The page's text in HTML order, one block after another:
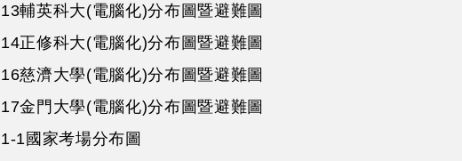
13輔英科大(電腦化)分布圖暨避難圖
14正修科大(電腦化)分布圖暨避難圖
16慈濟大學(電腦化)分布圖暨避難圖
17金門大學(電腦化)分布圖暨避難圖
1-1國家考場分布圖